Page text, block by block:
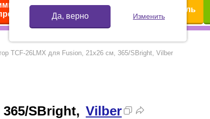
Контакты
Да, верно Изменить
реактивы,
наборы
Предметный указатель
TCF-26LMX для Fusion, 21х26 см, 365/SBright, Vilber
SBright, Vilber